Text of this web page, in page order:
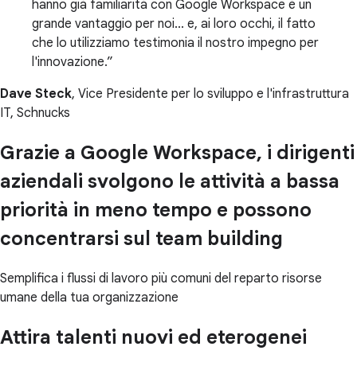
hanno già familiarità con Google Workspace è un
grande vantaggio per noi... e, ai loro occhi, il fatto
che lo utilizziamo testimonia il nostro impegno per
l'innovazione.
Dave Steck, Vice Presidente per lo sviluppo e l'infrastruttura
IT, Schnucks
Grazie a Google Workspace, i dirigenti
aziendali svolgono le attività a bassa
priorità in meno tempo e possono
concentrarsi sul team building
Semplifica i flussi di lavoro più comuni del reparto risorse
umane della tua organizzazione
Attira talenti nuovi ed eterogenei